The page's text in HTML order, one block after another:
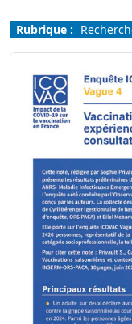
Rubrique :